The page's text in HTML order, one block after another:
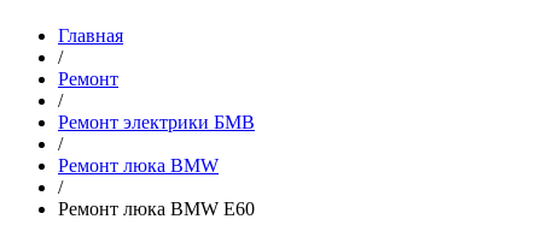
Главная
/
Ремонт
/
Ремонт электрики БМВ
/
Ремонт люка BMW
/
Ремонт люка BMW E60